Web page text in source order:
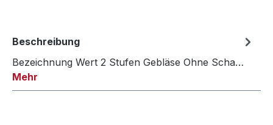
Beschreibung
Bezeichnung Wert 2 Stufen Gebläse Ohne Scha…
Mehr